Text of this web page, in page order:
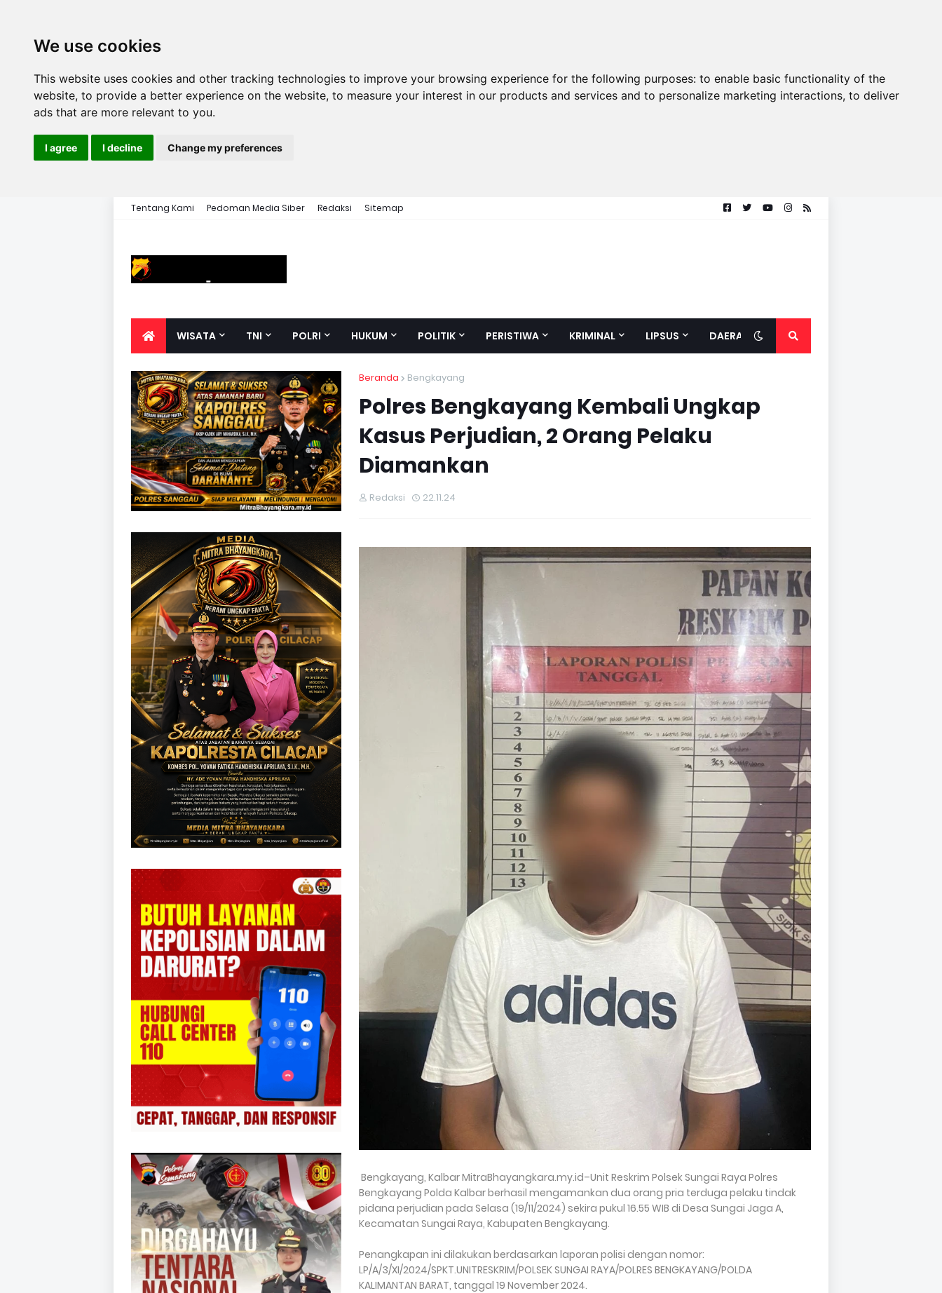
We use cookies
This website uses cookies and other tracking technologies to improve your browsing experience for the following purposes: to enable basic functionality of the
website, to provide a better experience on the website, to measure your interest in our products and services and to personalize marketing interactions, to deliver
ads that are more relevant to you.
I agree I decline Change my preferences
Tentang Kami Pedoman Media Siber Redaksi Sitemap
WISATA TNI POLRI HUKUM POLITIK PERISTIWA KRIMINAL LIPSUS DAERAH
Beranda Bengkayang
Polres Bengkayang Kembali Ungkap
Kasus Perjudian, 2 Orang Pelaku
Diamankan
Redaksi 22.11.24
Bengkayang, Kalbar MitraBhayangkara.my.id–Unit Reskrim Polsek Sungai Raya Polres
Bengkayang Polda Kalbar berhasil mengamankan dua orang pria terduga pelaku tindak
pidana perjudian pada Selasa (19/11/2024) sekira pukul 16.55 WIB di Desa Sungai Jaga A,
Kecamatan Sungai Raya, Kabupaten Bengkayang.
Penangkapan ini dilakukan berdasarkan laporan polisi dengan nomor:
LP/A/3/XI/2024/SPKT.UNITRESKRIM/POLSEK SUNGAI RAYA/POLRES BENGKAYANG/POLDA
KALIMANTAN BARAT, tanggal 19 November 2024.